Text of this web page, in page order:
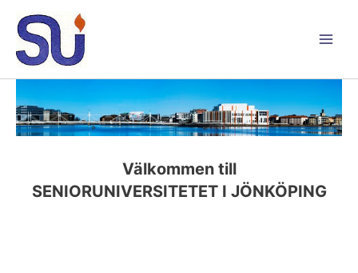
innehåll
Välkommen till
SENIORUNIVERSITETET I JÖNKÖPING